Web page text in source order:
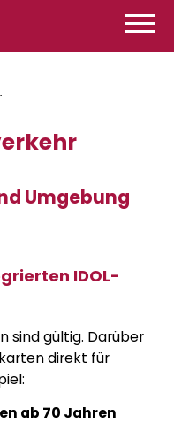
Umgebung
IDOL-
sind gültig. Darüber
direkt für
ab 70 Jahren